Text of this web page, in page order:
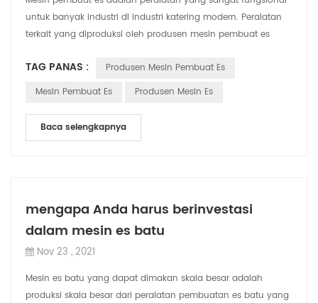
untuk banyak industri di industri katering modern. Peralatan
terkait yang diproduksi oleh produsen mesin pembuat es
TAG PANAS :
Produsen Mesin Pembuat Es
Mesin Pembuat Es
Produsen Mesin Es
Baca selengkapnya
mengapa Anda harus berinvestasi
dalam mesin es batu
Nov 23 , 2021
Mesin es batu yang dapat dimakan skala besar adalah
produksi skala besar dari peralatan pembuatan es batu yang